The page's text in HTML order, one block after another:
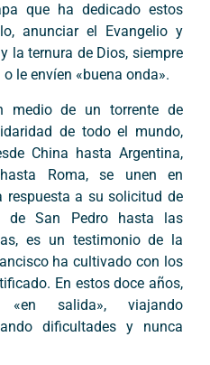
que ha dedicado estos
anunciar el Evangelio y
la ternura de Dios, siempre
le envíen «buena onda».
medio de un torrente de
de todo el mundo,
China hasta Argentina,
Roma, se unen en
respuesta a su solicitud de
de San Pedro hasta las
es un testimonio de la
ha cultivado con los
En estos doce años,
salida», viajando
dificultades y nunca